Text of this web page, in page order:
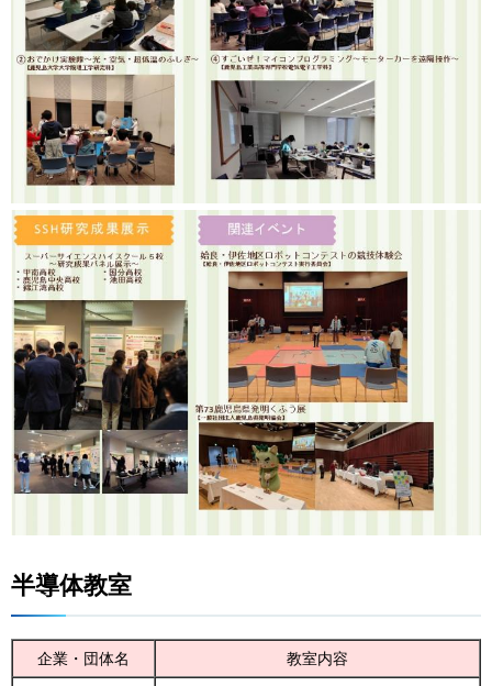
半導体教室
企業・団体名 教室内容